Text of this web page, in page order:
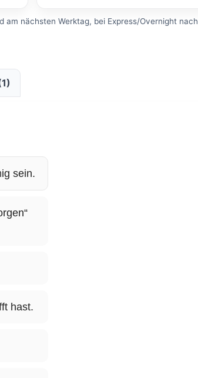
am nächsten Werktag, bei Express/Overnight nach
sein.
hast.